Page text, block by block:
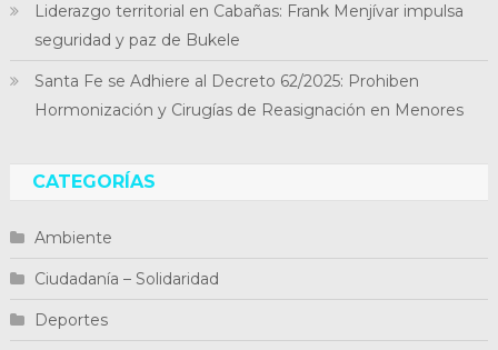
Liderazgo territorial en Cabañas: Frank Menjívar impulsa
seguridad y paz de Bukele
Santa Fe se Adhiere al Decreto 62/2025: Prohiben
Hormonización y Cirugías de Reasignación en Menores
CATEGORÍAS
Ambiente
Ciudadanía – Solidaridad
Deportes